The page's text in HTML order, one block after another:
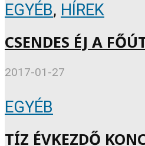
EGYÉB, HÍREK
CSENDES ÉJ A
2017-01-27
EGYÉB
TÍZ ÉVKEZDŐ